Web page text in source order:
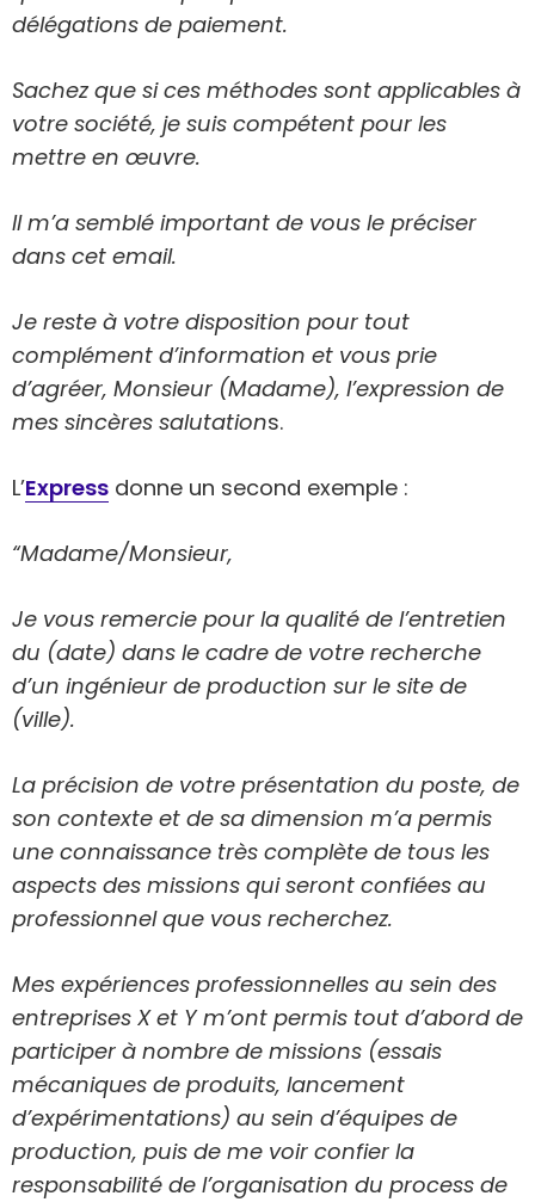
délégations de paiement.
Sachez que si ces méthodes sont applicables à
votre société, je suis compétent pour les
mettre en œuvre.
Il m’a semblé important de vous le préciser
dans cet email.
Je reste à votre disposition pour tout
complément d’information et vous prie
d’agréer, Monsieur (Madame), l’expression de
mes sincères salutations.
L’Express donne un second exemple :
“Madame/Monsieur,
Je vous remercie pour la qualité de l’entretien
du (date) dans le cadre de votre recherche
d’un ingénieur de production sur le site de
(ville).
La précision de votre présentation du poste, de
son contexte et de sa dimension m’a permis
une connaissance très complète de tous les
aspects des missions qui seront confiées au
professionnel que vous recherchez.
Mes expériences professionnelles au sein des
entreprises X et Y m’ont permis tout d’abord de
participer à nombre de missions (essais
mécaniques de produits, lancement
d’expérimentations) au sein d’équipes de
production, puis de me voir confier la
responsabilité de l’organisation du process de